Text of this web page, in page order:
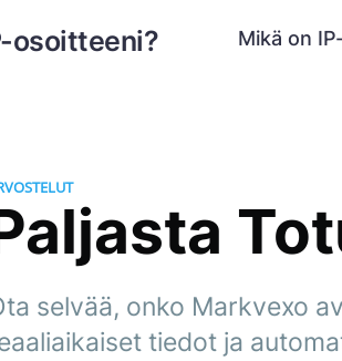
osoitteeni? Mikä on
selvää, onko Markvexo
tiedot ja